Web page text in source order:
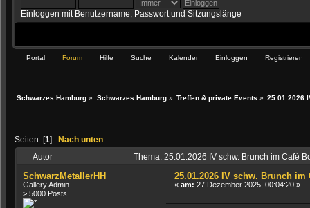
Einloggen mit Benutzername, Passwort und Sitzungslänge
Portal Forum Hilfe Suche Kalender Einloggen Registrieren
Schwarzes Hamburg » Schwarzes Hamburg» Treffen & private Events » 25.01.2026
Seiten: [1] Nach unten
Autor Thema: 25.01.2026 IV schw. Brunch im Café
SchwarzMetallerHH
Gallery Admin
> 5000 Posts
25.01.2026 IV schw. Brunch im
«am: 27 Dezember 2025, 00:04:20 »